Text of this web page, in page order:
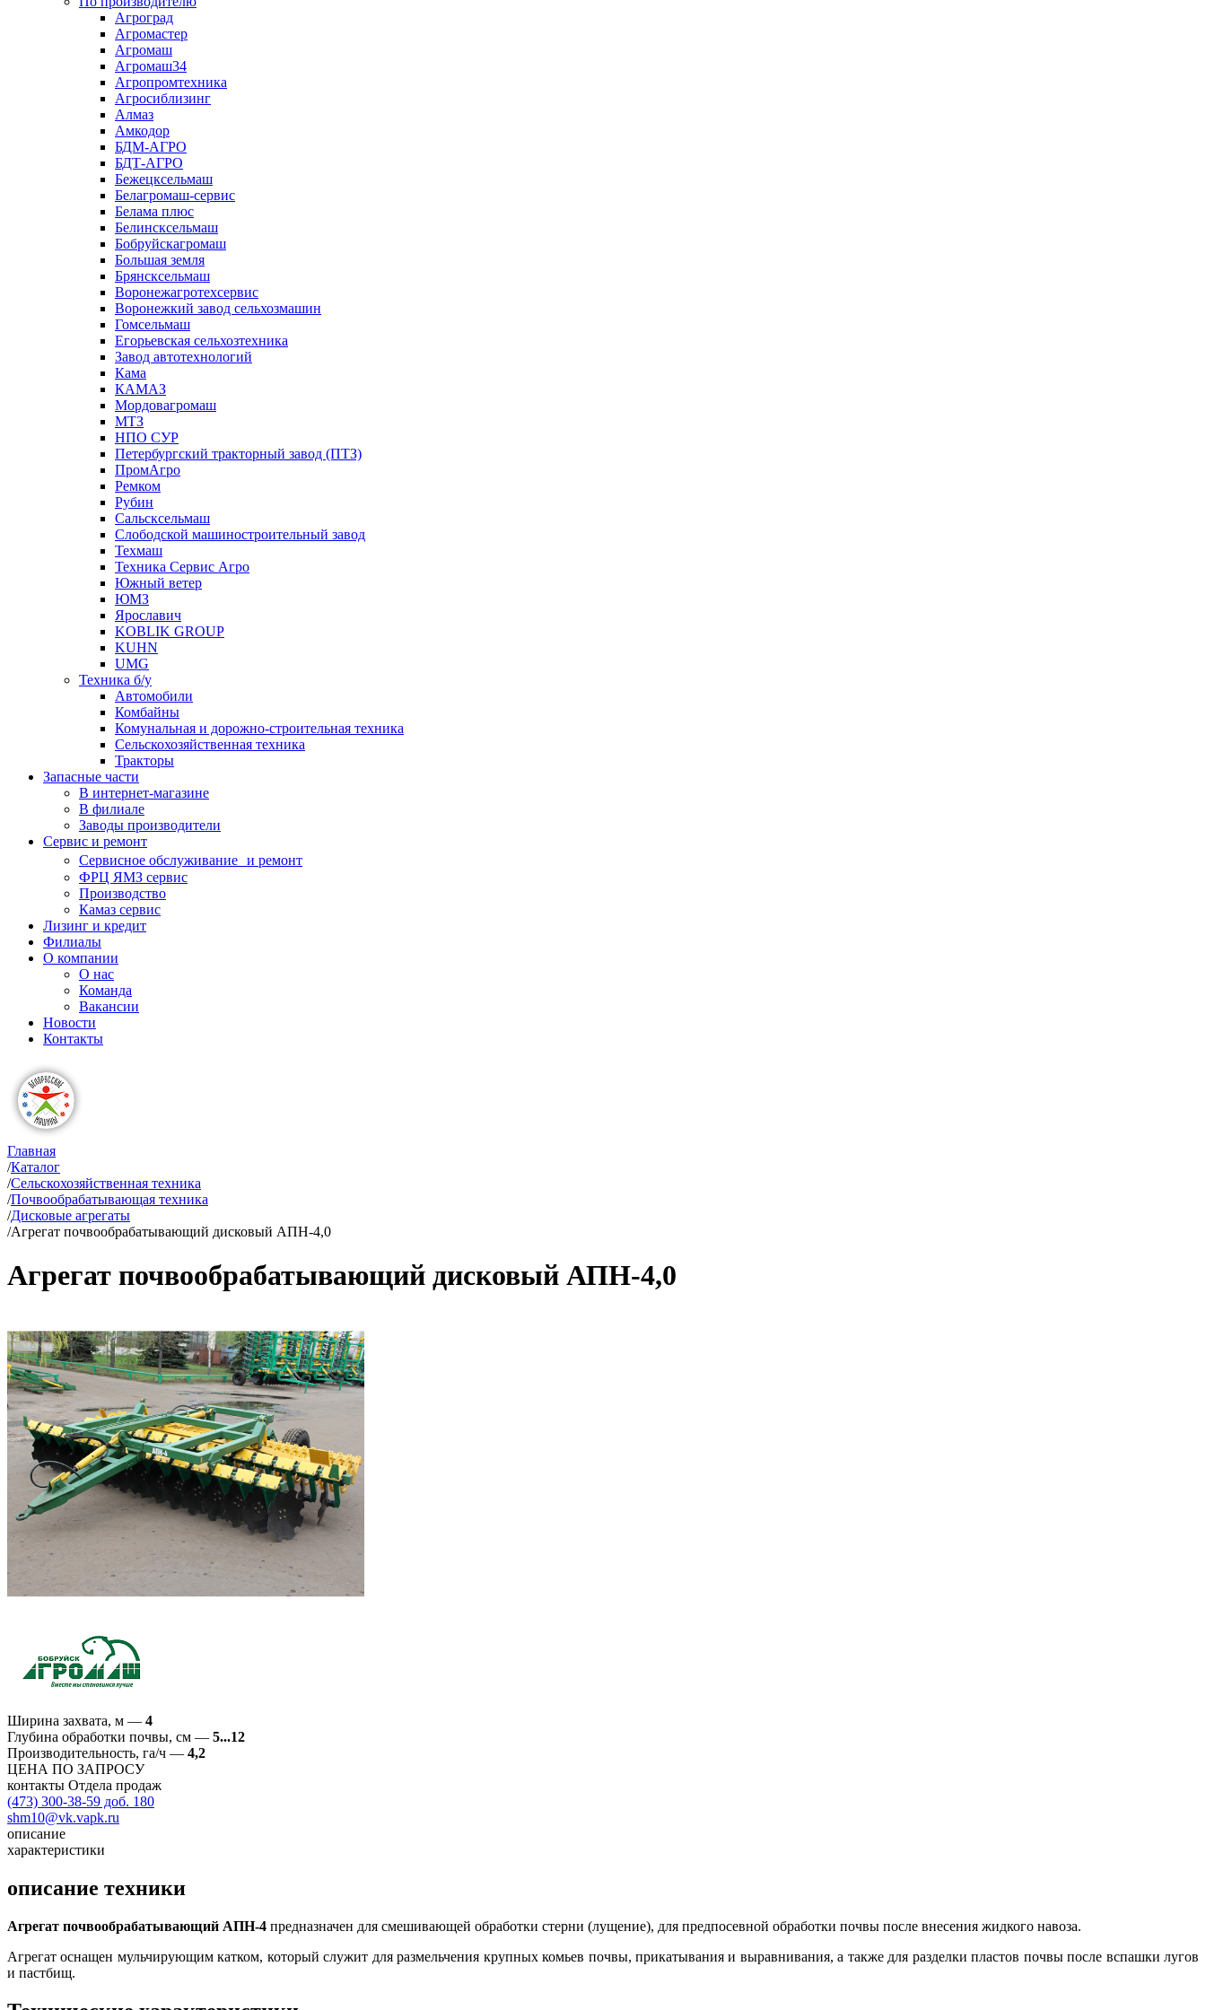
Агроград
Агромастер
Агромаш
Агромаш34
Агропромтехника
Агросиблизинг
Алмаз
Амкодор
БДМ-АГРО
БДТ-АГРО
Бежецксельмаш
Белагромаш-сервис
Белама плюс
Белинсксельмаш
Бобруйскагромаш
Большая земля
Брянсксельмаш
Воронежагротехсервис
Воронежкий завод сельхозмашин
Гомсельмаш
Егорьевская сельхозтехника
Завод автотехнологий
Кама
КАМАЗ
Мордовагромаш
МТЗ
НПО СУР
Петербургский тракторный завод (ПТЗ)
ПромАгро
Ремком
Рубин
Сальскcельмаш
Слободской машиностроительный завод
Техмаш
Техника Сервис Агро
Южный ветер
ЮМЗ
Ярославич
KOBLIK GROUP
KUHN
UMG
Техника б/у
Автомобили
Комбайны
Комунальная и дорожно-строительная техника
Сельскохозяйственная техника
Тракторы
Запасные части
В интернет-магазине
В филиале
Заводы производители
Сервис и ремонт
Сервисное обслуживание и ремонт
ФРЦ ЯМЗ сервис
Производство
Камаз сервис
Лизинг и кредит
Филиалы
О компании
О нас
Команда
Вакансии
Новости
Контакты
Главная
/Каталог
/Сельскохозяйственная техника
/Почвообрабатывающая техника
/Дисковые агрегаты
/Агрегат почвообрабатывающий дисковый АПН-4,0
Агрегат почвообрабатывающий дисковый АПН-4,0
Ширина захвата, м — 4
Глубина обработки почвы, см — 5...12
Производительность, га/ч — 4,2
ЦЕНА ПО ЗАПРОСУ
контакты Отдела продаж
(473) 300-38-59 доб. 180
shm10@vk.vapk.ru
описание
характеристики
описание техники
Агрегат почвообрабатывающий АПН-4 предназначен для смешивающей обработки стерни (лущение), для предпосевной обработки почвы после внесения жидкого навоза.
Агрегат оснащен мульчирующим катком, который служит для размельчения крупных комьев почвы, прикатывания и выравнивания, а также для разделки пластов почвы после вспашки лугов
и пастбищ.